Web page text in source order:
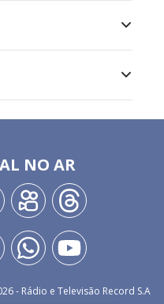
NO AR
- Rádio e Televisão Record S.A